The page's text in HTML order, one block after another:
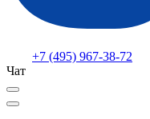
+7 (495) 967-38-72
Чат